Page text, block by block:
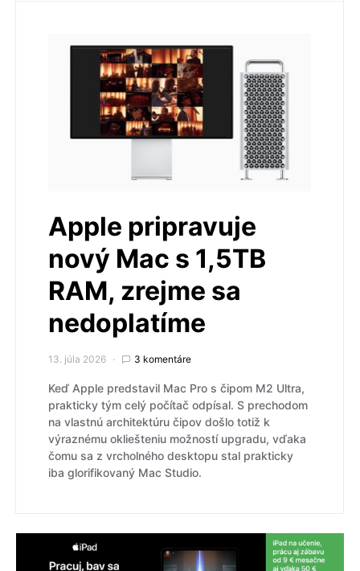
Apple pripravuje
nový Mac s 1,5TB
RAM, zrejme sa
nedoplatíme
13. júla 2026 3 komentáre
Keď Apple predstavil Mac Pro s čipom M2 Ultra,
prakticky tým celý počítač odpísal. S prechodom
na vlastnú architektúru čipov došlo totiž k
výraznému okliešteniu možností upgradu, vďaka
čomu sa z vrcholného desktopu stal prakticky
iba glorifikovaný Mac Studio.